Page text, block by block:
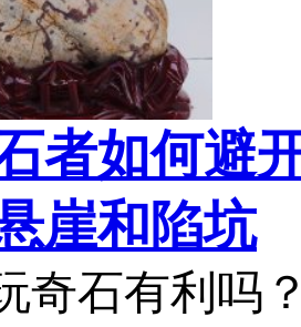
一般的石...
者如何避
崖和陷坑
奇石有利吗